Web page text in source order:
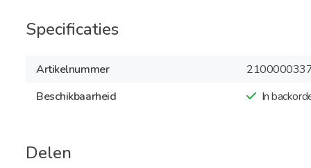
Specificaties
Artikelnummer
Beschikbaarheid
In
Delen